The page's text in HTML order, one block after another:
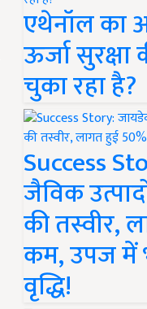
एथेनॉल का
ऊर्जा
चुका रहा है?
Success
जैविक
की तस्वीर,
कम, उपज में
वृद्धि!